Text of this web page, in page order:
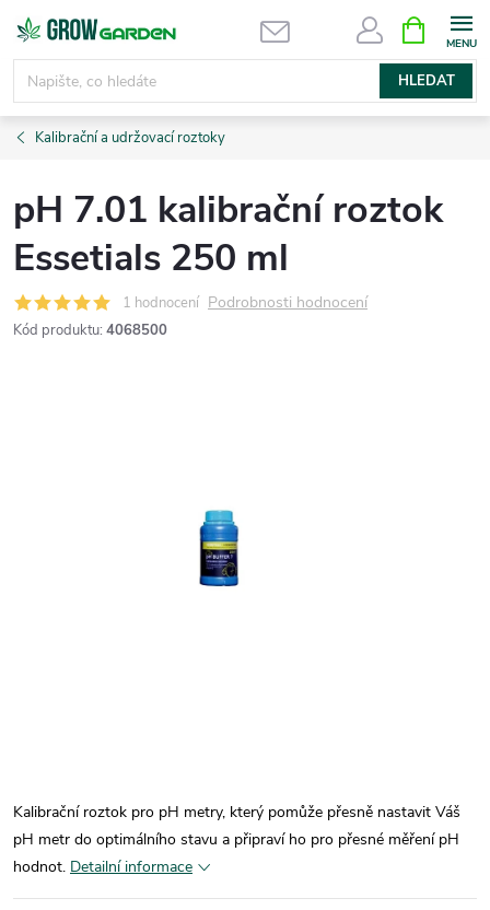
Přejít
obsah
HLEDAT
NÁKUPNÍ
KOŠÍK
Kalibrační a udržovací roztoky
pH 7.01 kalibrační roztok
Essetials 250 ml
1 hodnocení Podrobnosti hodnocení
Kód produktu: 4068500
Kalibrační roztok pro pH metry, který pomůže přesně nastavit Váš
pH metr do optimálního stavu a připraví ho pro přesné měření pH
hodnot. Detailní informace